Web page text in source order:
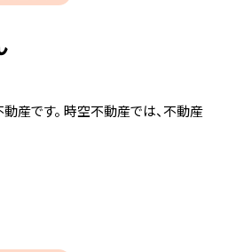
動産です。 時空不動産では、不動産